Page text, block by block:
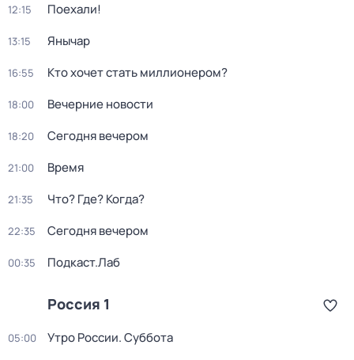
12:15 Поехали!
13:15 Янычар
16:55 Кто хочет стать миллионером?
18:00 Вечерние новости
18:20 Сегодня вечером
21:00 Время
21:35 Что? Где? Когда?
22:35 Сегодня вечером
00:35 Подкаст.Лаб
Россия 1
05:00 Утро России. Суббота